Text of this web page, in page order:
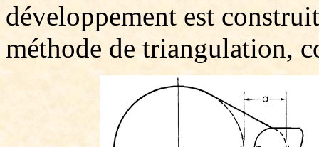
développement est
méthode de triangulation,